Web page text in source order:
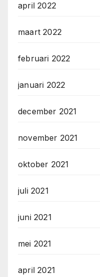
april 2022
maart 2022
februari 2022
januari 2022
december 2021
november 2021
oktober 2021
juli 2021
juni 2021
mei 2021
april 2021